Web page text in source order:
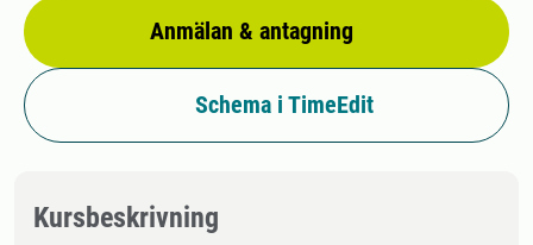
Anmälan & antagning
Schema i TimeEdit
Kursbeskrivning